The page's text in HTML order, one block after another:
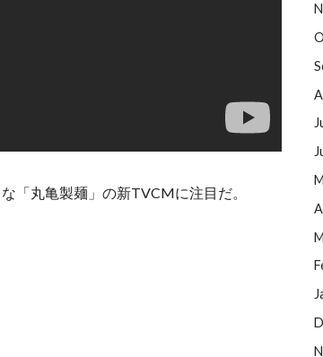
「丸亀製麺」の新TVCMに注目だ。